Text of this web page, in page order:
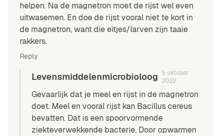
helpen. Na de magnetron moet de rijst wel even
uitwasemen. En doe de rijst vooral niet te kort in
de magnetron, want die eitjes/larven zijn taaie
rakkers.
Reply
Levensmiddelenmicrobioloog
5 oktober
2022
Gevaarlijk dat je meel en rijst in de magnetron
doet. Meel en vooral rijst kan Bacillus cereus
bevatten. Dat is een spoorvormende
ziekteverwekkende bacterie. Door opwarmen